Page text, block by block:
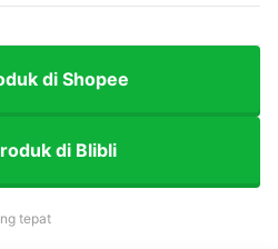
di Shopee
di Blibli
tepat